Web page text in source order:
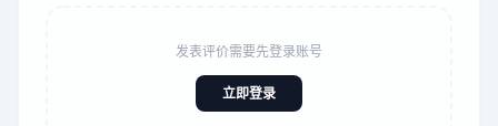
发表评价需要先登录账号
立即登录